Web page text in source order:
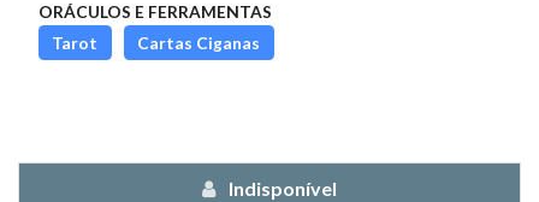
ORÁCULOS E FERRAMENTAS
Tarot
Cartas Ciganas
Indisponível